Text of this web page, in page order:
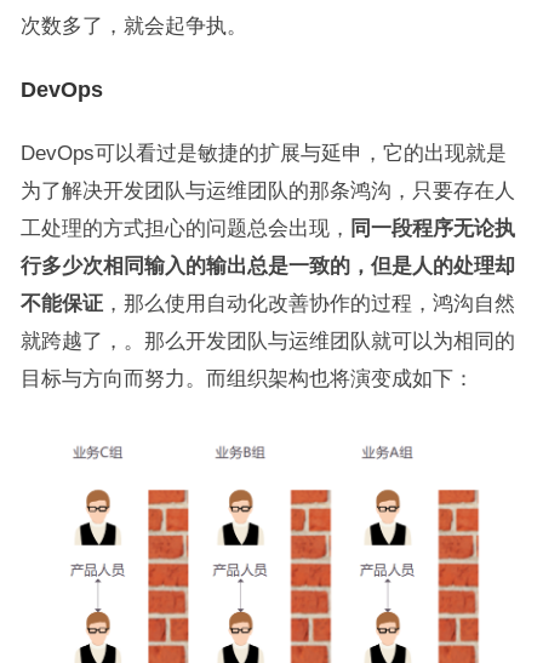
次数多了，就会起争执。
DevOps
DevOps可以看过是敏捷的扩展与延申，它的出现就是
为了解决开发团队与运维团队的那条鸿沟，只要存在人
工处理的方式担心的问题总会出现， 同一段程序无论执
行多少次相同输入的输出总是一致的，但是人的处理却
不能保证，那么使用自动化改善协作的过程，鸿沟自然
就跨越了，。那么开发团队与运维团队就可以为相同的
目标与方向而努力。而组织架构也将演变成如下：